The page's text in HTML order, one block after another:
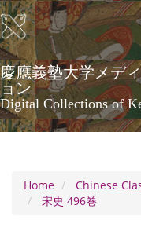
Skip
to
main
content
慶應義塾大学メデ
ョン
Digital Collections of
Home
Chinese
宋史 496巻